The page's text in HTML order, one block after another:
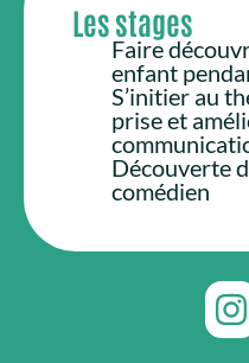
Les stages
Faire
enfant
S’initier au
prise et
Découverte
comédien